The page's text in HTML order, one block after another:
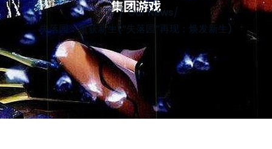
首页 Our News/
失落园：重获新生(“失落园”再现：焕发新生)